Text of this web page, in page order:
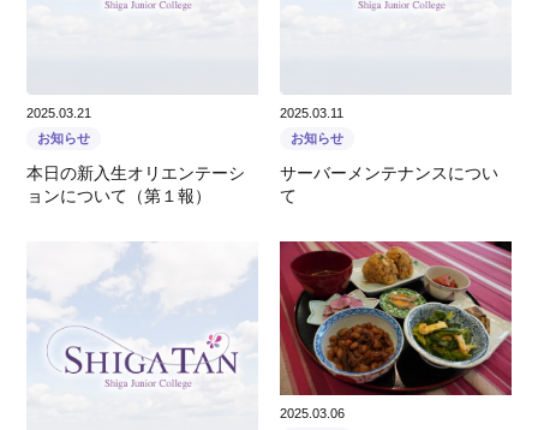
2025.03.21
お知らせ
本日の新入生オリエンテーシ
ョンについて（第１報）
2025.03.11
お知らせ
サーバーメンテナンスについ
て
2025.03.06